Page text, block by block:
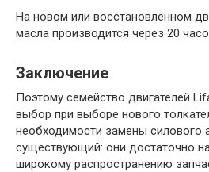
На новом или восстановленном
масла производится через 20
Заключение
Поэтому семейство двигателей
выбор при выборе нового
необходимости замены силового
существующий: они достаточно
широкому распространению